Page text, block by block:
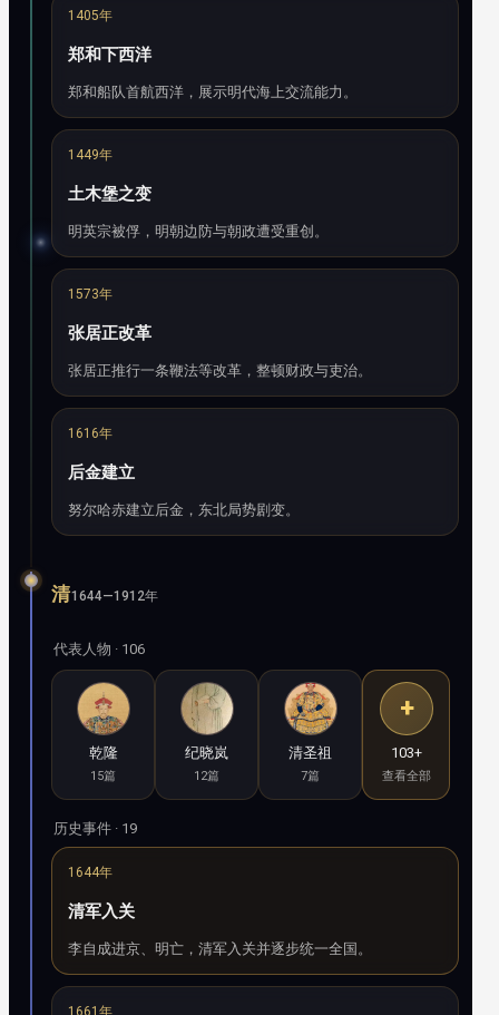
1405年
郑和下西洋
郑和船队首航西洋，展示明代海上交流能力。
1449年
土木堡之变
明英宗被俘，明朝边防与朝政遭受重创。
1573年
张居正改革
张居正推行一条鞭法等改革，整顿财政与吏治。
1616年
后金建立
努尔哈赤建立后金，东北局势剧变。
清1644—1912年
代表人物 · 106
乾隆
15篇
纪晓岚
12篇
清圣祖
7篇
+
103+
查看全部
历史事件 · 19
1644年
清军入关
李自成进京、明亡，清军入关并逐步统一全国。
1661年